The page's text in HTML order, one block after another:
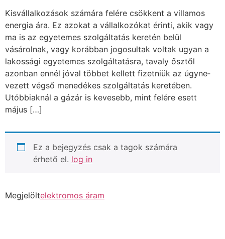
Kisvállalkozások számára felére csökkent a villamos
energia ára. Ez azokat a vállalkozókat érinti, akik vagy
ma is az egyetemes szolgáltatás keretén belül
vásárolnak, vagy korábban jogosultak voltak ugyan a
lakossági egyetemes szolgáltatásra, tavaly ősztől
azonban ennél jóval többet kellett fizetniük az úgyne­
vezett végső menedékes szolgáltatás keretében.
Utóbbiaknál a gázár is kevesebb, mint felére esett
május […]
Ez a bejegyzés csak a tagok számára
érhető el. log in
Megjelöltelektromos áram